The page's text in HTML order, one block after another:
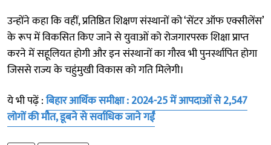
उन्होंने कहा कि वहीं, प्रतिष्ठित शिक्षण संस्थानों को ‘सेंटर ऑफ एक्सीलेंस’
के रूप में विकसित किए जाने से युवाओं को रोजगारपरक शिक्षा प्राप्त
करने में सहूलियत होगी और इन संस्थानों का गौरव भी पुनर्स्थापित होगा
जिससे राज्य के चहुंमुखी विकास को गति मिलेगी।
ये भी पढ़ें :बिहार आर्थिक समीक्षा : 2024-25 में आपदाओं से 2,547
लोगों की मौत, डूबने से सर्वाधिक जाने गईं